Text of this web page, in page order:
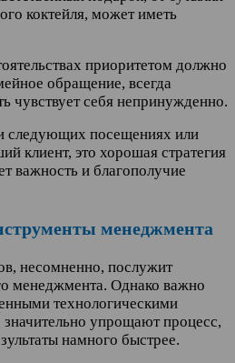
коктейля, может иметь
приоритетом должно
обращение, всегда
чувствует себя непринужденно.
следующих посещениях или
клиент, это хорошая стратегия
важность и благополучие
менеджмента
несомненно, послужит
менеджмента. Однако важно
технологическими
упрощают процесс,
намного быстрее.